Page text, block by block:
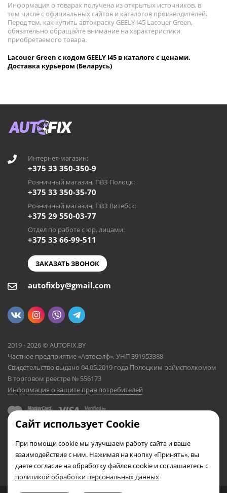
Информация о товарах получена из открытых источников, в
том числе с официальных сайтов и каталогов производителей.
Перед тем, как купить автокраску GEELY I45 Lacouer Green,
обязательно обращайте внимание на характеристики
приобретаемого товара.
Lacouer Green с кодом GEELY I45 в каталоге с ценами.
Доставка курьером (Беларусь)
Интернет-магазин:
+375 33 350-350-9
Розничный магазин, ПВЗ Полоцк:
+375 33 350-35-70
Розничный магазин, ПВЗ Витебск:
+375 29 550-03-77
Отдел по работе с юр. лицами:
+375 33 66-99-511
ЗАКАЗАТЬ ЗВОНОК
autofixby@gmail.com
2019 - 2026 © AUTOFIX.BY
Частное предприятие «Автосэлф», УНП 391953388
Свидетельство выдано 04.05.2019 года Полоцким райисполкомом
В торговом реестре № 556173
Информация о защите прав потребителей
Сайт использует Cookie
При помощи cookie мы улучшаем работу сайта и ваше
взаимодействие с ним. Нажимая на кнопку «Принять», вы
даете согласие на обработку файлов cookie и соглашаетесь с
политикой обработки персональных данных